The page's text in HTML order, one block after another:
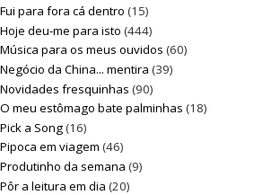
Fui para fora cá dentro (15)
Hoje deu-me para isto (444)
Música para os meus ouvidos (60)
Negócio da China... mentira (39)
Novidades fresquinhas (90)
O meu estômago bate palminhas (18)
Pick a Song(16)
Pipoca em viagem (46)
Produtinho da semana (9)
Pôr a leitura em dia (20)